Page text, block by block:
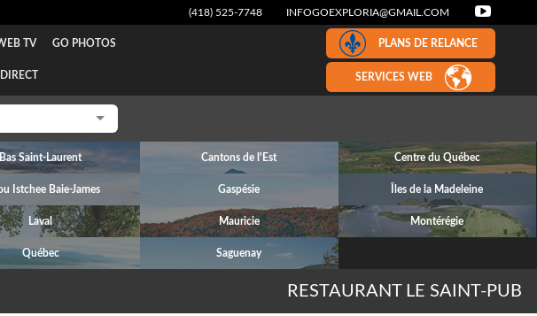
(418) 525-7748 INFOGOEXPLORIA@GMAIL.COM
TV GO PHOTOS PLANS DE RELANCE
SERVICES WEB
Bas Saint-Laurent Cantons de l'Est Centre du Québec
Istchee Baie-James Gaspésie Îles de la Madeleine
Laval Mauricie Montérégie
Québec Saguenay
RESTAURANT LE SAINT-PUB